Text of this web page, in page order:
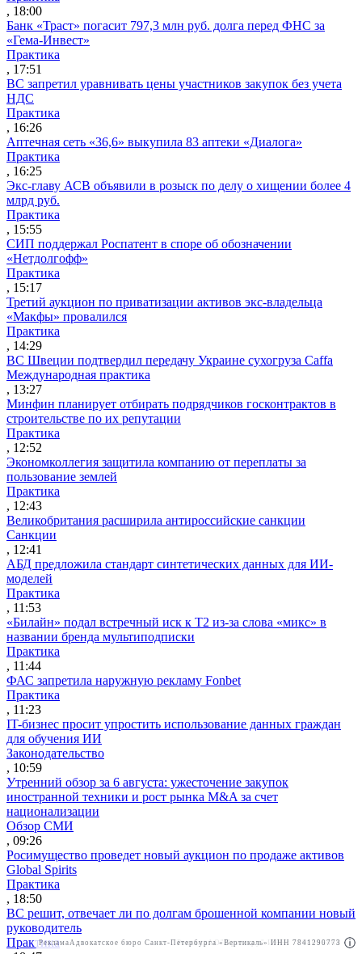
Реклама АО"Право.ру" ИНН: 7708095468
, 18:00
Банк «Траст» погасит 797,3 млн руб. долга перед ФНС за
«Гема-Инвест»
Практика
, 17:51
ВС запретил уравнивать цены участников закупок без учета
НДС
Практика
, 16:26
Аптечная сеть «36,6» выкупила 83 аптеки «Диалога»
Практика
, 16:25
Экс-главу АСВ объявили в розыск по делу о хищении более 4
млрд руб.
Практика
, 15:55
СИП поддержал Роспатент в споре об обозначении
«Нетдолгофф»
Практика
, 15:17
Третий аукцион по приватизации активов экс-владельца
«Макфы» провалился
Практика
, 14:29
ВС Швеции подтвердил передачу Украине сухогруза Caffa
Международная практика
, 13:27
Минфин планирует отбирать подрядчиков госконтрактов в
строительстве по их репутации
Практика
, 12:52
Экономколлегия защитила компанию от переплаты за
пользование землей
Практика
, 12:43
Великобритания расширила антироссийские санкции
Санкции
, 12:41
АБД предложила стандарт синтетических данных для ИИ-
моделей
Практика
, 11:53
«Билайн» подал встречный иск к Т2 из-за слова «микс» в
названии бренда мультиподписки
Практика
, 11:44
ФАС запретила наружную рекламу Fonbet
Практика
, 11:23
IT-бизнес просит упростить использование данных граждан
для обучения ИИ
Законодательство
, 10:59
Утренний обзор за 6 августа: ужесточение закупок
иностранной техники и рост рынка M&A за счет
национализации
Обзор СМИ
, 09:26
Росимущество проведет новый аукцион по продаже активов
Global Spirits
Практика
, 18:50
ВС решит, отвечает ли по долгам брошенной компании новый
руководитель
Практика
Реклама Адвокатское бюро Санкт-Петербурга «Вертикаль» ИНН 7841290773